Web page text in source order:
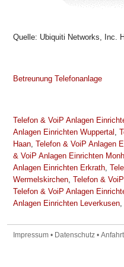
Quelle: Ubiquiti Networks, Inc.
Betreunung Telefonanlage
Telefon & VoiP Anlagen
Anlagen Einrichten Wuppertal
Haan Telefon & VoiP Anlagen
& VoiP Anlagen Einrichten
Anlagen Einrichten Erkrath
Wermelskirchen Telefon &
Telefon & VoiP Anlagen
Anlagen Einrichten Leverkusen
Impressum • Datenschutz • Anfahrt